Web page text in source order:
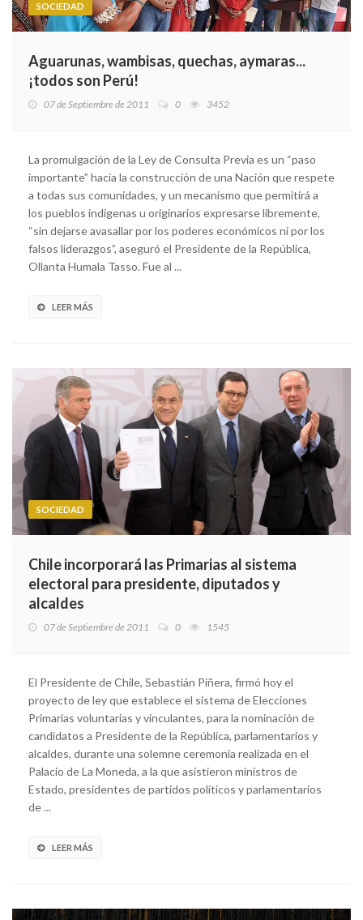
SOCIEDAD
Aguarunas, wambisas, quechas, aymaras...
¡todos son Perú!
07 de Septiembre de 2011 0 3452
La promulgación de la Ley de Consulta Previa es un “paso
importante” hacia la construcción de una Nación que respete
a todas sus comunidades, y un mecanismo que permitirá a
los pueblos indígenas u originarios expresarse libremente,
“sin dejarse avasallar por los poderes económicos ni por los
falsos liderazgos”, aseguró el Presidente de la República,
Ollanta Humala Tasso. Fue al ...
LEER MÁS
SOCIEDAD
Chile incorporará las Primarias al sistema
electoral para presidente, diputados y
alcaldes
07 de Septiembre de 2011 0 1545
El Presidente de Chile, Sebastián Piñera, firmó hoy el
proyecto de ley que establece el sistema de Elecciones
Primarias voluntarias y vinculantes, para la nominación de
candidatos a Presidente de la República, parlamentarios y
alcaldes, durante una solemne ceremonia realizada en el
Palacio de La Moneda, a la que asistieron ministros de
Estado, presidentes de partidos políticos y parlamentarios
de ...
LEER MÁS